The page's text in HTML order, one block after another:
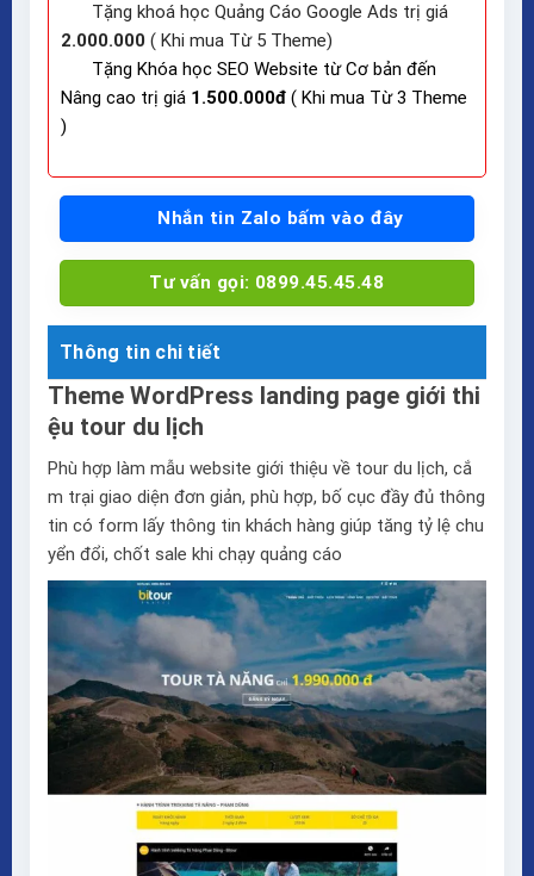
Tặng khoá học Quảng Cáo Google Ads trị giá
2.000.000 ( Khi mua Từ 5 Theme)
Tặng Khóa học SEO Website từ Cơ bản đến
Nâng cao trị giá 1.500.000đ ( Khi mua Từ 3 Theme
)
Nhắn tin Zalo bấm vào đây
Tư vấn gọi: 0899.45.45.48
Thông tin chi tiết
Theme WordPress landing page giới thi
ệu tour du lịch
Phù hợp làm mẫu website giới thiệu về tour du lịch, cắ
m trại giao diện đơn giản, phù hợp, bố cục đầy đủ thông
tin có form lấy thông tin khách hàng giúp tăng tỷ lệ chu
yển đổi, chốt sale khi chạy quảng cáo